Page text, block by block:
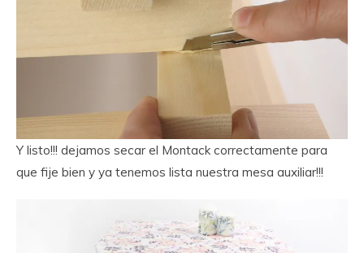
Y listo!!! dejamos secar el Montack correctamente para
que fije bien y ya tenemos lista nuestra mesa auxiliar!!!